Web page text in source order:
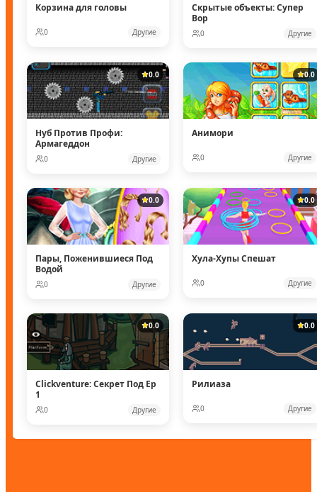
Корзина для головы
0 Другие
Скрытые объекты: Супер
Вор
0 Другие
0.0
Нуб Против Профи:
Армагеддон
0 Другие
0.0
Анимори
0 Другие
0.0
Пары, Поженившиеся Под
Водой
0 Другие
0.0
Хула-Хупы Спешат
0 Другие
0.0
Clickventure: Секрет Под Ep
1
0 Другие
0.0
Рилиаза
0 Другие